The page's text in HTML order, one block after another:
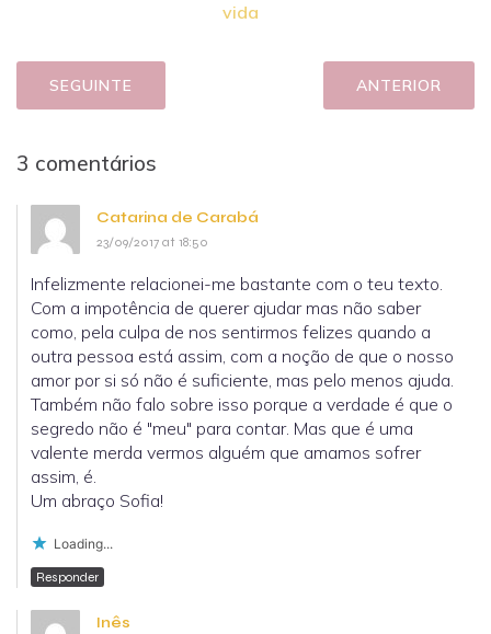
vida
SEGUINTE ANTERIOR
3 comentários
Catarina de Carabá
23/09/2017 at 18:50
Infelizmente relacionei-me bastante com o teu texto.
Com a impotência de querer ajudar mas não saber
como, pela culpa de nos sentirmos felizes quando a
outra pessoa está assim, com a noção de que o nosso
amor por si só não é suficiente, mas pelo menos ajuda.
Também não falo sobre isso porque a verdade é que o
segredo não é "meu" para contar. Mas que é uma
valente merda vermos alguém que amamos sofrer
assim, é.
Um abraço Sofia!
Loading...
Responder
Inês